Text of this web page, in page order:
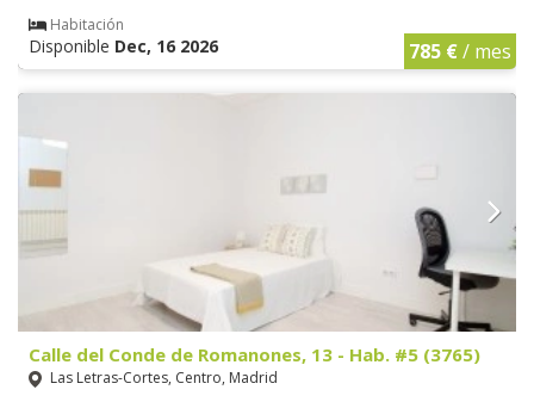
Habitación
Disponible Dec, 16 2026 785 €/ mes
Calle del Conde de Romanones, 13 - Hab. #5 (3765)
Las Letras-Cortes, Centro, Madrid